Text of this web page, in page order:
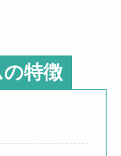
特徴